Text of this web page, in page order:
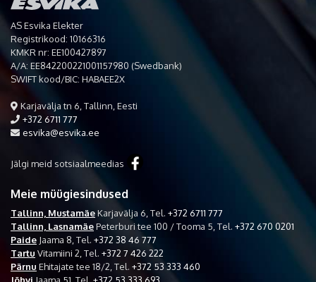
AS Esvika Elekter
Registrikood: 10166316
KMKR nr: EE100427897
A/A: EE842200221001157980 (Swedbank)
SWIFT kood/BIC: HABAEE2X
Karjavälja tn 6, Tallinn, Eesti
+372 6711 777
esvika@esvika.ee
Jälgi meid sotsiaalmeedias
Meie müügiesindused
Tallinn, MustamäeKarjavälja 6, Tel. +372 6711 777
Tallinn, LasnamäePeterburi tee 100 / Tooma 5, Tel. +372 670 0201
Paide Jaama 8, Tel. +372 38 46 777
Tartu Vitamiini 2, Tel. +372 7 426 222
Pärnu Ehitajate tee 18/2, Tel. +372 53 333 460